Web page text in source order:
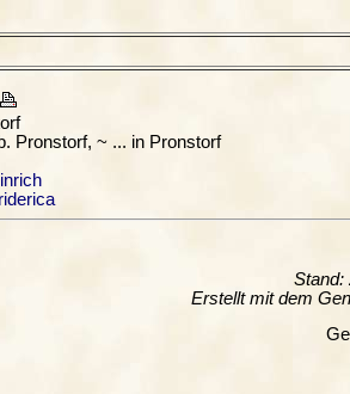
Pronstorf, ~ ... in Pronstorf
Stand:
Erstellt mit dem